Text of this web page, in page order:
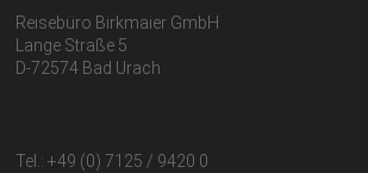
Reisebüro Birkmaier GmbH
Lange Straße 5
D-72574 Bad Urach
Tel.: +49 (0) 7125 / 9420 0